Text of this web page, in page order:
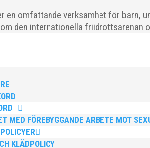
en omfattande verksamhet för barn,
den internationella friidrottsarenan
MED FÖREBYGGANDE ARBETE MOT
KLÄDPOLICY
Julia Henriksson vann dubbla
triumfer. Wictor Petersson plockade